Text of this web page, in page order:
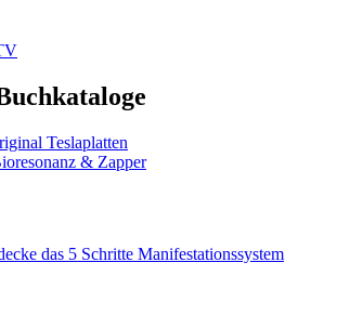
Teslaplatten
& Zapper